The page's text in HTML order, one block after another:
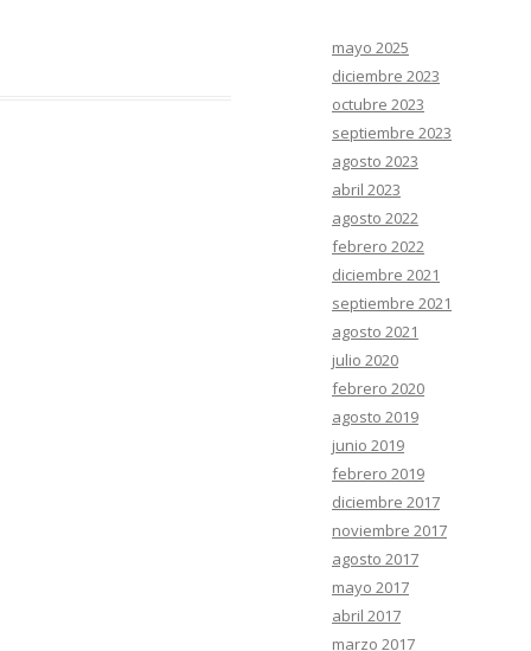
mayo 2025
diciembre 2023
octubre 2023
septiembre 2023
agosto 2023
abril 2023
agosto 2022
febrero 2022
diciembre 2021
septiembre 2021
agosto 2021
julio 2020
febrero 2020
agosto 2019
junio 2019
febrero 2019
diciembre 2017
noviembre 2017
agosto 2017
mayo 2017
abril 2017
marzo 2017